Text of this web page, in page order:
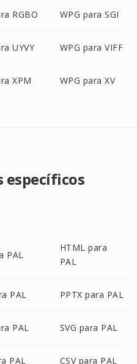
RGBO WPG para SGI
UYVY WPG para VIFF
XPM WPG para XV
específicos
PAL
HTML para
PAL
PAL PPTX para PAL
PAL SVG para PAL
PAL CSV para PAL